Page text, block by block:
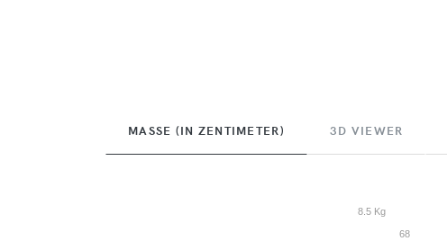
MASSE (IN ZENTIMETER) 3D VIEWER
68
8.5 Kg